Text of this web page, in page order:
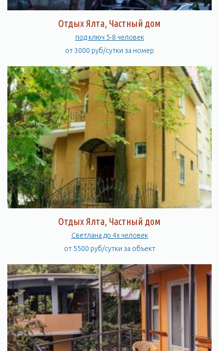
Отдых Ялта, Частный дом
под ключ 5-8 человек
от 3000 руб/сутки за номер
Отдых Ялта, Частный дом
Светлана до 4х человек
от 5500 руб/сутки за объект